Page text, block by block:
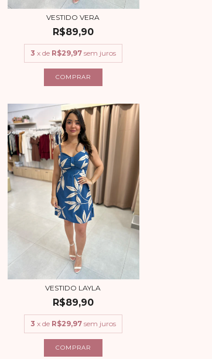
VESTIDO VERA
R$89,90
3 x de R$29,97 sem juros
COMPRAR
VESTIDO LAYLA
R$89,90
3 x de R$29,97 sem juros
COMPRAR